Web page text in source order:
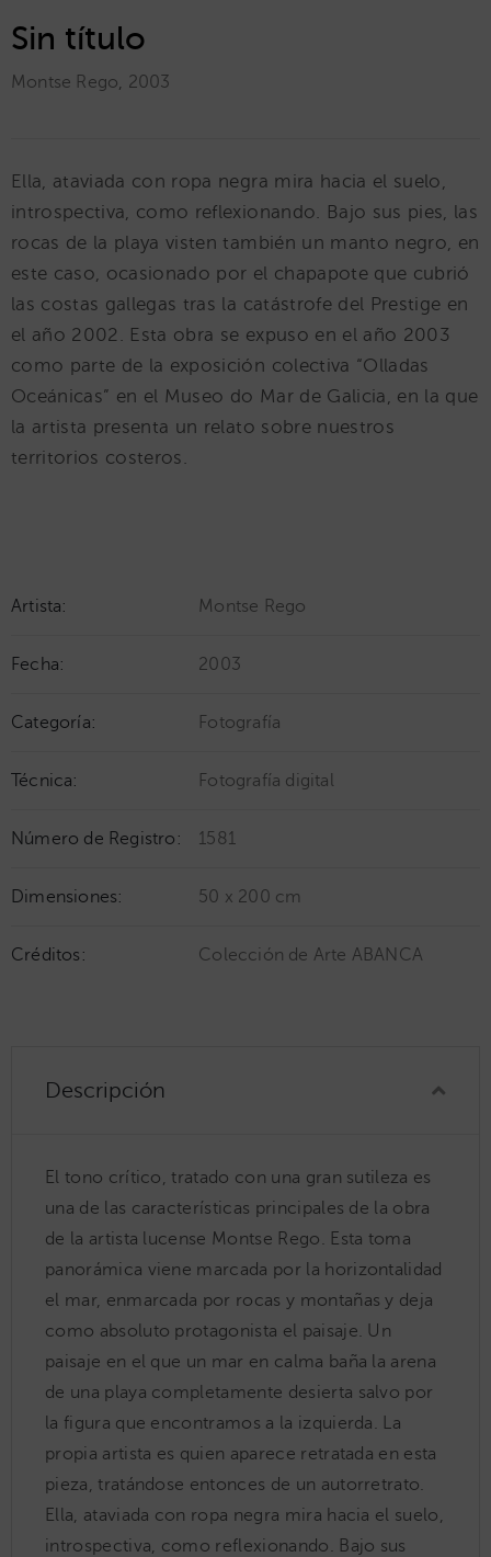
Sin título
Montse Rego, 2003
Ella, ataviada con ropa negra mira hacia el suelo,
introspectiva, como reflexionando. Bajo sus pies, las
rocas de la playa visten también un manto negro, en
este caso, ocasionado por el chapapote que cubrió
las costas gallegas tras la catástrofe del Prestige en
el año 2002. Esta obra se expuso en el año 2003
como parte de la exposición colectiva “Olladas
Oceánicas” en el Museo do Mar de Galicia, en la que
la artista presenta un relato sobre nuestros
territorios costeros.
Artista: Montse Rego
Fecha: 2003
Categoría: Fotografía
Técnica: Fotografía digital
Número de Registro: 1581
Dimensiones: 50 x 200 cm
Créditos: Colección de Arte ABANCA
Descripción
El tono crítico, tratado con una gran sutileza es
una de las características principales de la obra
de la artista lucense Montse Rego. Esta toma
panorámica viene marcada por la horizontalidad
el mar, enmarcada por rocas y montañas y deja
como absoluto protagonista el paisaje. Un
paisaje en el que un mar en calma baña la arena
de una playa completamente desierta salvo por
la figura que encontramos a la izquierda. La
propia artista es quien aparece retratada en esta
pieza, tratándose entonces de un autorretrato.
Ella, ataviada con ropa negra mira hacia el suelo,
introspectiva, como reflexionando. Bajo sus